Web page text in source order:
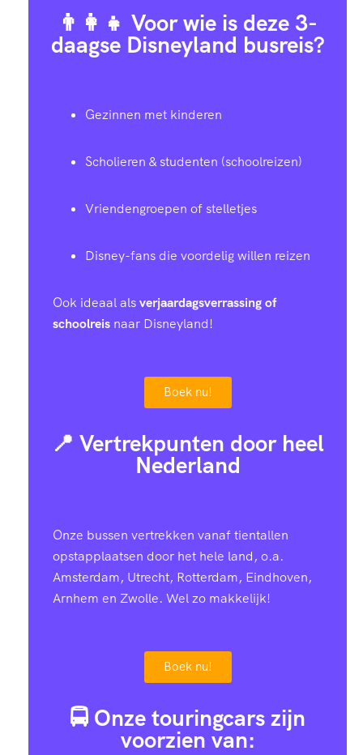
👨‍👩‍👧 Voor wie is deze 3-
daagse Disneyland busreis?
Gezinnen met kinderen
Scholieren & studenten (schoolreizen)
Vriendengroepen of stelletjes
Disney-fans die voordelig willen reizen
Ook ideaal alsverjaardagsverrassing of
schoolreis naar Disneyland!
Boek nu!
📍 Vertrekpunten door heel
Nederland
Onze bussen vertrekken vanaf tientallen
opstapplaatsen door het hele land, o.a.
Amsterdam, Utrecht, Rotterdam, Eindhoven,
Arnhem en Zwolle. Wel zo makkelijk!
Boek nu!
🚍 Onze touringcars zijn
voorzien van: